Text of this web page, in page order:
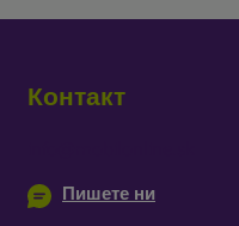
Контакт
Пишете ни